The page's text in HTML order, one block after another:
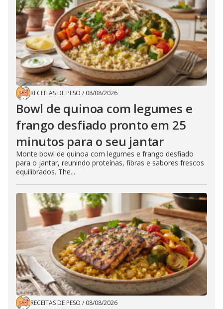
RECEITAS DE PESO / 08/08/2026
Bowl de quinoa com legumes e
frango desfiado pronto em 25
minutos para o seu jantar
Monte bowl de quinoa com legumes e frango desfiado
para o jantar, reunindo proteínas, fibras e sabores frescos
equilibrados. The...
RECEITAS DE PESO / 08/08/2026